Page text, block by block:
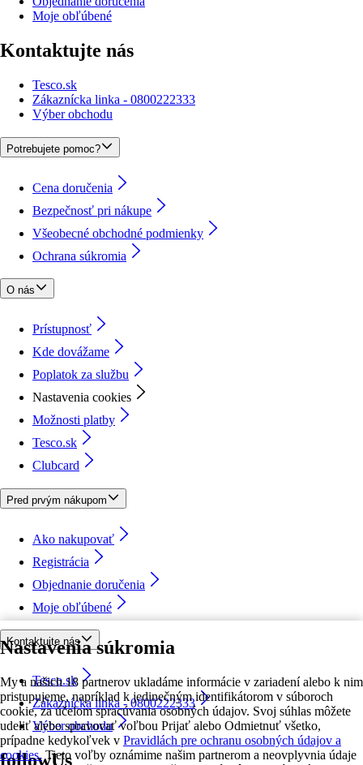
Nastavenia súkromia
My a našich 18 partnerov ukladáme informácie v zariadení alebo k nim
pristupujeme, napríklad k jedinečným identifikátorom v súboroch
cookie, za účelom spracúvania osobných údajov. Svoj súhlas môžete
udeliť alebo spravovať voľbou Prijať alebo Odmietnuť všetko,
prípadne kedykoľvek v Pravidlách pre ochranu osobných údajov a
cookies. Tieto voľby oznámime našim partnerom a neovplyvnia údaje
Moje obľúbené
Kontaktujte nás
Tesco.sk
Zákaznícka linka - 0800222333
Výber obchodu
Potrebujete pomoc?
Cena doručenia
Bezpečnosť pri nákupe
Všeobecné obchodné podmienky
Ochrana súkromia
O nás
Prístupnosť
Kde dovážame
Poplatok za službu
Nastavenia cookies
Možnosti platby
Tesco.sk
Clubcard
Pred prvým nákupom
Ako nakupovať
Registrácia
Objednanie doručenia
Moje obľúbené
Kontaktujte nás
Tesco.sk
Zákaznícka linka - 0800222333
Výber obchodu
followUs